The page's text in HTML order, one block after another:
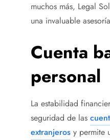
muchos más, Legal
una invaluable
Cuenta
personal
La estabilidad
seguridad de las
extranjeros y permite